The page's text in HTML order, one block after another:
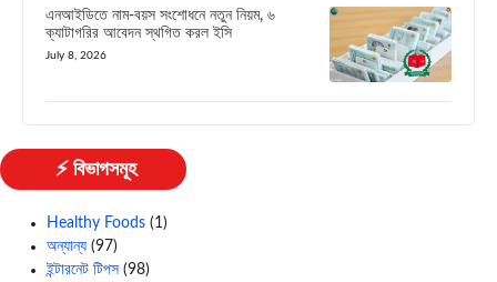
এনআইডিতে নাম-বয়স সংশোধনে নতুন নিয়ম, ৬
ক্যাটাগরির আবেদন স্থগিত করল ইসি
July 8, 2026
⚡ বিভাগসমূহ
Healthy Foods (1)
অন্যান্য (97)
ইন্টারনেট টিপস (98)